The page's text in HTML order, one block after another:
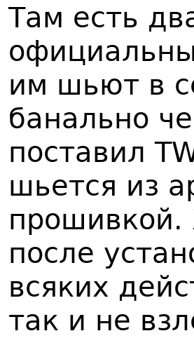
Там есть
им шьют в
банально
поставил
шьется из
прошивкой.
после
всяких
так и не